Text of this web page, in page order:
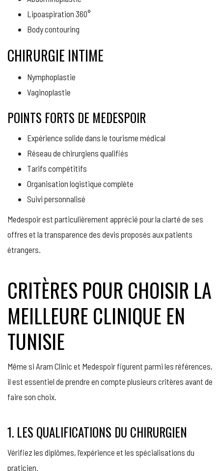
Lipoaspiration 360°
Body contouring
CHIRURGIE INTIME
Nymphoplastie
Vaginoplastie
POINTS FORTS DE MEDESPOIR
Expérience solide dans le tourisme médical
Réseau de chirurgiens qualifiés
Tarifs compétitifs
Organisation logistique complète
Suivi personnalisé
Medespoir est particulièrement apprécié pour la clarté de ses
offres et la transparence des devis proposés aux patients
étrangers.
CRITÈRES POUR CHOISIR LA
MEILLEURE CLINIQUE EN
TUNISIE
Même si Aram Clinic et Medespoir figurent parmi les références,
il est essentiel de prendre en compte plusieurs critères avant de
faire son choix.
1. LES QUALIFICATIONS DU CHIRURGIEN
Vérifiez les diplômes, l’expérience et les spécialisations du
praticien.